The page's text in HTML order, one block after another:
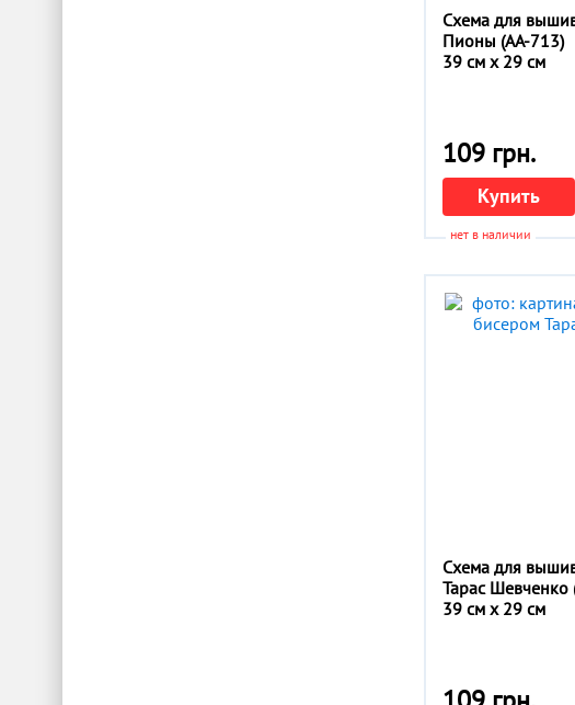
Схема для
Пионы (АА-713)
39 см x 29 см
109 грн.
Купить
нет в наличии
Схема для
Тарас Шевченко
39 см x 29 см